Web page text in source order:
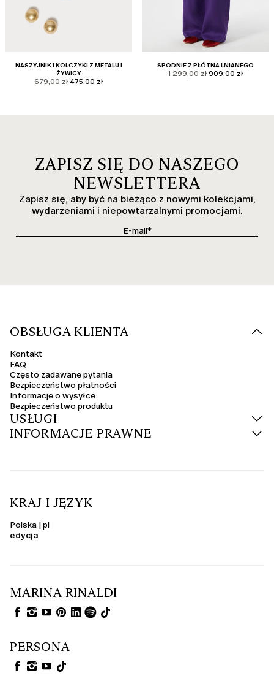
NASZYJNIK I KOLCZYKI Z METALU I
ŻYWICY
product.price.original
679,00 zł product.price.sale
475,00 zł
SPODNIE Z PŁÓTNA LNIANEGO
product.price.original
1 299,00 zł product.price.sale
909,00 zł
ZAPISZ SIĘ DO NASZEGO
NEWSLETTERA
Zapisz się, aby być na bieżąco z nowymi kolekcjami,
wydarzeniami i niepowtarzalnymi promocjami.
OBSŁUGA KLIENTA
Kontakt
FAQ
Często zadawane pytania
Bezpieczeństwo płatności
Informacje o wysyłce
Bezpieczeństwo produktu
USŁUGI
INFORMACJE PRAWNE
KRAJ I JĘZYK
Polska | pl
edycja
MARINA RINALDI
PERSONA